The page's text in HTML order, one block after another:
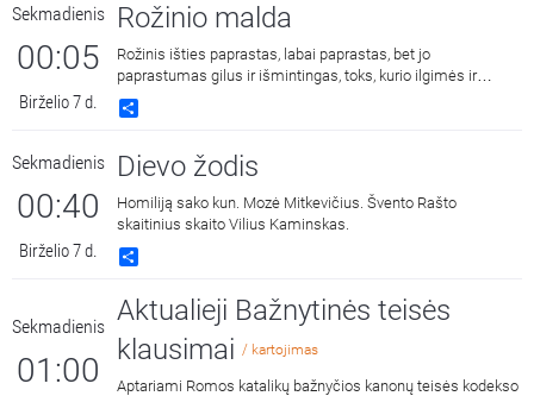
Sekmadienis
00:05
Birželio 7 d.
Rožinio malda
Rožinis išties paprastas, labai paprastas, bet jo
paprastumas gilus ir išmintingas, toks, kurio ilgimės ir
kuriame randame ramybę.
Sekmadienis
00:40
Birželio 7 d.
Dievo žodis
Homiliją sako kun. Mozė Mitkevičius. Švento Rašto
skaitinius skaito Vilius Kaminskas.
Sekmadienis
01:00
Aktualieji Bažnytinės teisės
klausimai / kartojimas
Aptariami Romos katalikų bažnyčios kanonų teisės kodekso